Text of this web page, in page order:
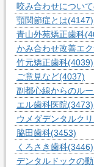
咬み合わせについ
顎関節症とは(4147)
青山外苑矯正歯科
かみ合わせ改善エ
竹元矯正歯科(4039)
ご意見など(4037)
副都心線からのルー
エル歯科医院(3473)
ウメダデンタルク
脇田歯科(3453)
くろさき歯科(3446)
デンタルドックの